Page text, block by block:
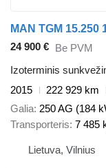
MAN TGM
24 900 € Be PVM
Izoterminis
2015
222 929 km
Galia 250 AG (184
Transporteris 7 485
Lietuva, Vilnius